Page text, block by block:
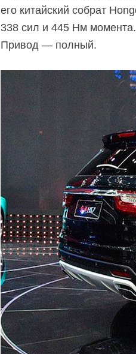
его китайский собрат
338 сил и 445 Нм момента.
Привод — полный.